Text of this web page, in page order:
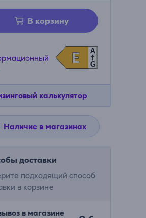
В корзину
E
E A
G
калькулятор
Наличие в магазинах
доставки
подходящий способ
в корзине
в магазине